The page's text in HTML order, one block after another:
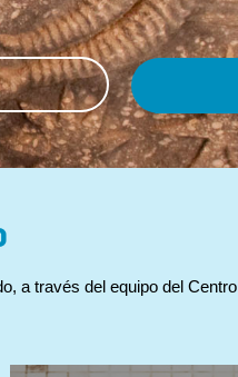
a través del equipo del Centro